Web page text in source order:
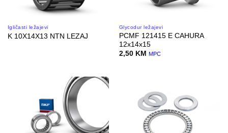
Igličasti ležajevi
K 10X14X13 NTN LEZAJ
Glycodur ležajevi
PCMF 121415 E CAHURA
12x14x15
2,50 KM MPC